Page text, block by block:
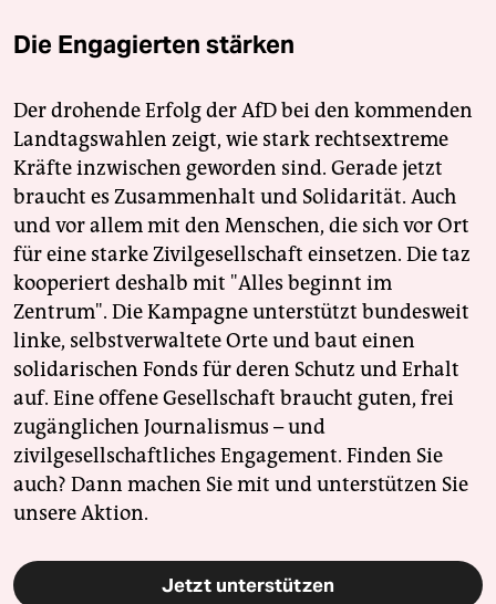
Die Engagierten stärken
Der drohende Erfolg der AfD bei den kommenden
Landtagswahlen zeigt, wie stark rechtsextreme
Kräfte inzwischen geworden sind. Gerade jetzt
braucht es Zusammenhalt und Solidarität. Auch
und vor allem mit den Menschen, die sich vor Ort
für eine starke Zivilgesellschaft einsetzen. Die taz
kooperiert deshalb mit "Alles beginnt im
Zentrum". Die Kampagne unterstützt bundesweit
linke, selbstverwaltete Orte und baut einen
solidarischen Fonds für deren Schutz und Erhalt
auf. Eine offene Gesellschaft braucht guten, frei
zugänglichen Journalismus – und
zivilgesellschaftliches Engagement. Finden Sie
auch? Dann machen Sie mit und unterstützen Sie
unsere Aktion.
Jetzt unterstützen